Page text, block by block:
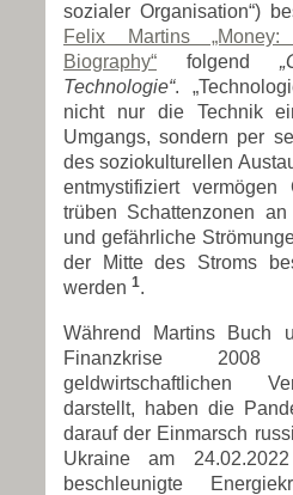
sozialer Organisation“)
Felix Martins „Money:
Biography“ folgend
Technologie“.
nicht nur die Technik
Umgangs, sondern per
des soziokulturellen
entmystifiziert
trüben Schattenzonen
und gefährliche
der Mitte des Stroms
werden 1.
Während Martins Buch
Finanzkrise
geldwirtschaftlichen
darstellt, haben die
darauf der Einmarsch
Ukraine am
beschleunigte